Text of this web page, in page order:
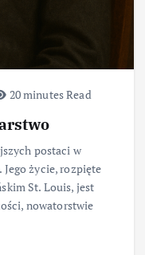
20 minutes Read
postaci w
życie, rozpięte
St. Louis, jest
nowatorstwie